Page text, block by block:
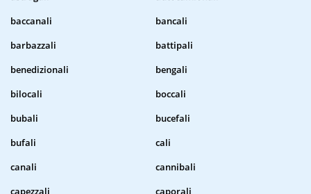
baccanali
bancali
barbazzali
battipali
benedizionali
bengali
bilocali
boccali
bubali
bucefali
bufali
cali
canali
cannibali
capezzali
caporali